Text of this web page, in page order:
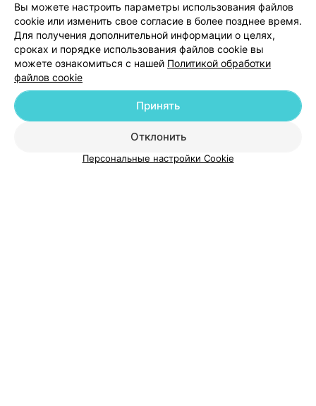
Добавить специалиста
Медицинский маркетинг
Публичный договор
Пользовательское соглашение
Способы оплаты
Вы можете настроить параметры использования файлов
cookie или изменить свое согласие в более позднее время.
Для получения дополнительной информации о целях,
сроках и порядке использования файлов cookie вы
можете ознакомиться с нашей Политикой обработки
файлов cookie
Отклонить
Принять
Персональные настройки Cookie